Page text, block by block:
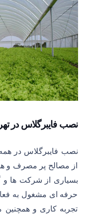
نصب فایبرگلاس در
نصب فایبرگلاس در
از مصالح پر مصرف و
بسیاری از شرکت ها
حرفه ای مشغول به
تجربه کاری و همچنین